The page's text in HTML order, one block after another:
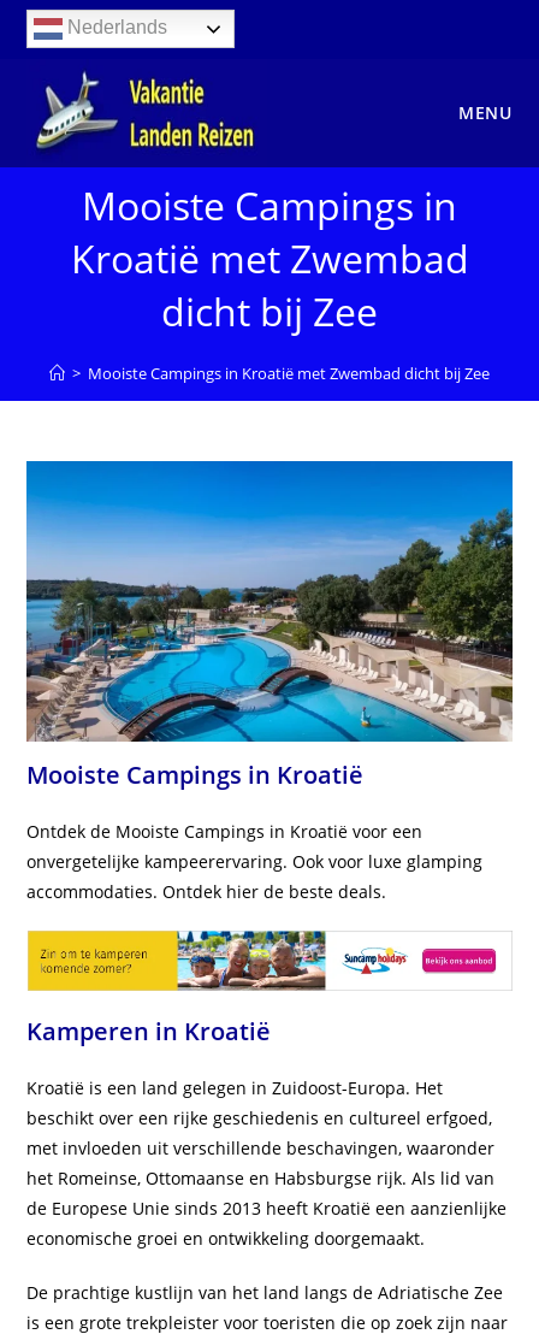
naar
Nederlands
MENU
Mooiste Campings in
Kroatië met Zwembad
dicht bij Zee
> Mooiste Campings in Kroatië met Zwembad dicht bij Zee
Mooiste Campings in Kroatië
Ontdek de Mooiste Campings in Kroatië voor een
onvergetelijke kampeerervaring. Ook voor luxe glamping
accommodaties. Ontdek hier de beste deals.
Kamperen in Kroatië
Kroatië is een land gelegen in Zuidoost-Europa. Het
beschikt over een rijke geschiedenis en cultureel erfgoed,
met invloeden uit verschillende beschavingen, waaronder
het Romeinse, Ottomaanse en Habsburgse rijk. Als lid van
de Europese Unie sinds 2013 heeft Kroatië een aanzienlijke
economische groei en ontwikkeling doorgemaakt.
De prachtige kustlijn van het land langs de Adriatische Zee
is een grote trekpleister voor toeristen die op zoek zijn naar